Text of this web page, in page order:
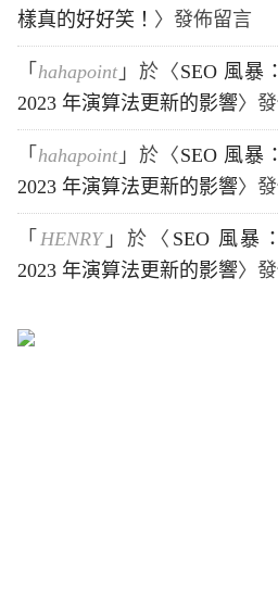
樣真的好好笑！ 〉發佈留言
「 hahapoint 」於〈 SEO 風暴
2023 年演算法更新的影響〉
「 hahapoint 」於〈 SEO 風暴
2023 年演算法更新的影響〉
「 HENRY」於〈 SEO 風暴
2023 年演算法更新的影響〉